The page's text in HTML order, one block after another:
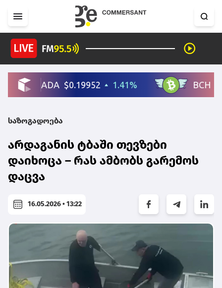
საზოგადოება
არდაგანის ტბაში თევზები
დაიხოცა – რას ამბობს გარემოს
დაცვა
16.05.2026 • 13:22